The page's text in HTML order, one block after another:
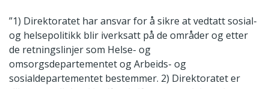
”1) Direktoratet har ansvar for å sikre at vedtatt sosial-
og helsepolitikk blir iverksatt på de områder og etter
de retningslinjer som Helse- og
omsorgsdepartementet og Arbeids- og
sosialdepartementet bestemmer. 2) Direktoratet er